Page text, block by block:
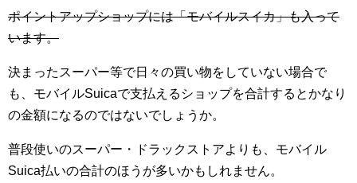
ポイントアップショップには「モバイルスイカ」も入って
います。
決まったスーパー等で日々の買い物をしていない場合で
も、モバイルSuicaで支払えるショップを合計するとかなり
の金額になるのではないでしょうか。
普段使いのスーパー・ドラックストアよりも、モバイル
Suica払いの合計のほうが多いかもしれません。